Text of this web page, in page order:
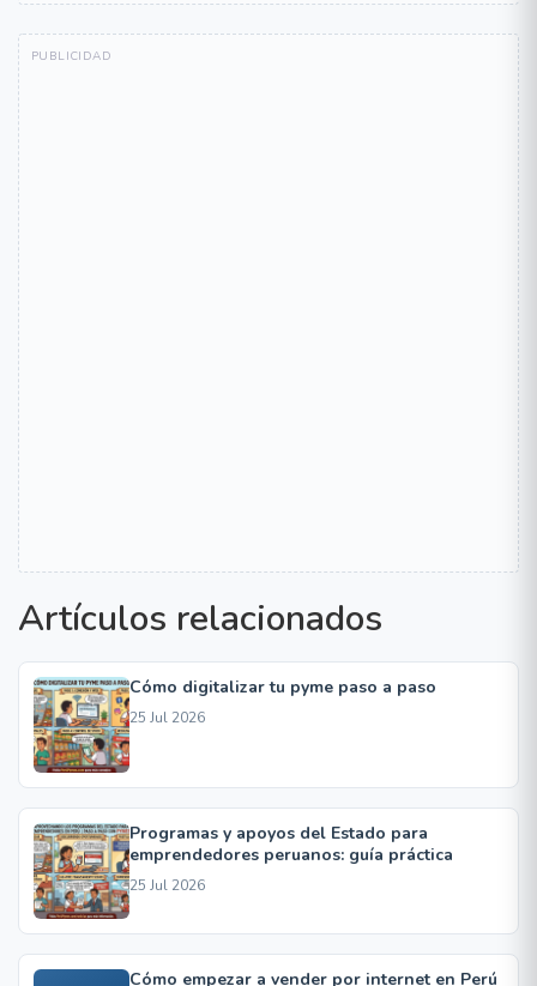
Artículos relacionados
Cómo digitalizar tu pyme paso a paso
25 Jul 2026
Programas y apoyos del Estado para
emprendedores peruanos: guía práctica
25 Jul 2026
Cómo empezar a vender por internet en Perú